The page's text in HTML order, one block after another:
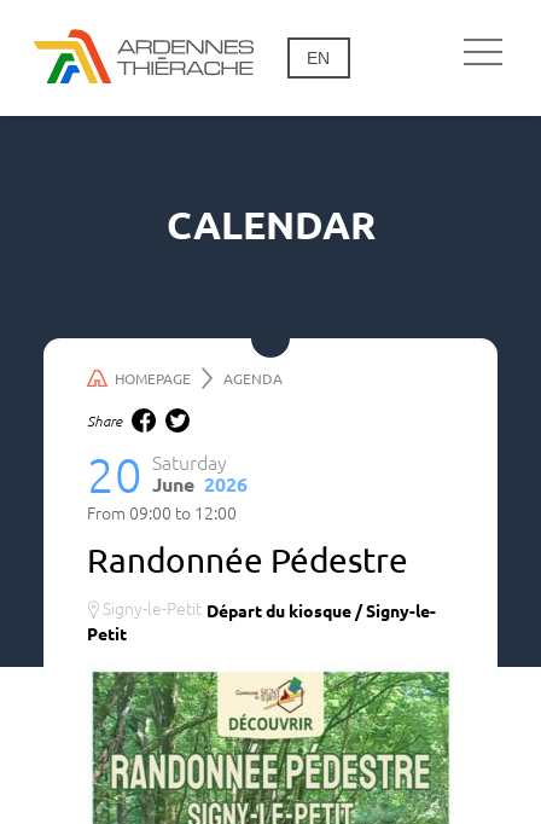
EN
CALENDAR
HOMEPAGE AGENDA
Share
Randonnée Pédestre
Signy-le-Petit Départ du kiosque / Signy-le-
Petit
Saturday
20 June 2026
From 09:00 to 12:00